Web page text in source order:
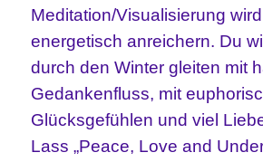
Meditation/Visualisierung
energetisch anreichern. Du
durch den Winter gleiten mit
Gedankenfluss, mit
Glücksgefühlen und viel
Lass „Peace, Love and